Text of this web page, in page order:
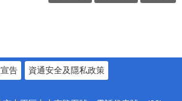
告 資通安全及隱私政策